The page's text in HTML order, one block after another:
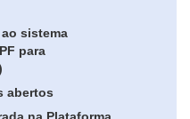
sistema
para
abertos